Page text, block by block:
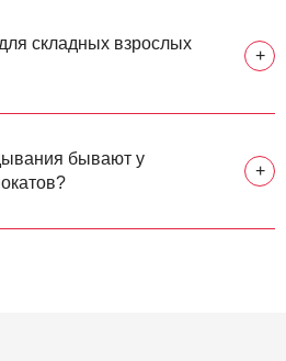
складных взрослых
+
бывают у
+